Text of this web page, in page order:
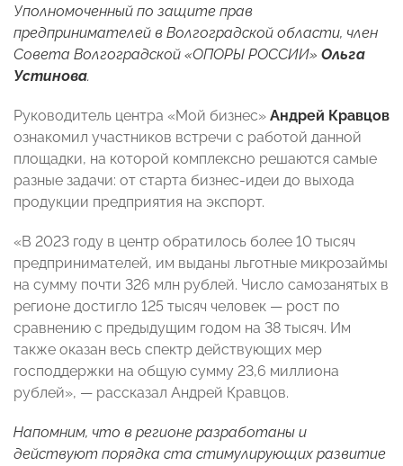
Уполномоченный по защите прав
предпринимателей в Волгоградской области, член
Совета Волгоградской «ОПОРЫ РОССИИ» Ольга
Устинова.
Руководитель центра «Мой бизнес» Андрей Кравцов
ознакомил участников встречи с работой данной
площадки, на которой комплексно решаются самые
разные задачи: от старта бизнес-идеи до выхода
продукции предприятия на экспорт.
«В 2023 году в центр обратилось более 10 тысяч
предпринимателей, им выданы льготные микрозаймы
на сумму почти 326 млн рублей. Число самозанятых в
регионе достигло 125 тысяч человек — рост по
сравнению с предыдущим годом на 38 тысяч. Им
также оказан весь спектр действующих мер
господдержки на общую сумму 23,6 миллиона
рублей», — рассказал Андрей Кравцов.
Напомним, что в регионе разработаны и
действуют порядка ста стимулирующих развитие